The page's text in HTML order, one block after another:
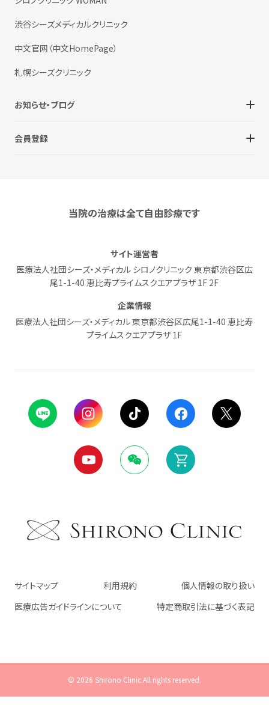
渋谷シーズメディカルクリニック
中文官网（中文HomePage）
札幌シーズクリニック
お知らせ・ブログ
会員登録
当院の治療は全て自由診療です
サイト運営者
医療法人社団シーズ・メディカル シロノクリニック 東京都渋谷区広
尾1-1-40 恵比寿プライムスクエアプラザ 1F 2F
企業情報
医療法人社団シーズ・メディカル 東京都渋谷区広尾1-1-40 恵比寿
プライムスクエアプラザ 1F
サイトマップ 利用規約
個人情報の取り扱い
医療広告ガイドラインについて
特定商取引法に基づく表記
© 2026 Shirono Clinic All rights reserved.